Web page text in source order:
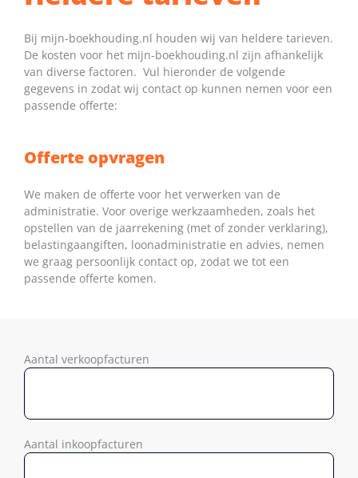
Bij mijn-boekhouding.nl houden wij van heldere tarieven.
De kosten voor het mijn-boekhouding.nl zijn afhankelijk
van diverse factoren. Vul hieronder de volgende
gegevens in zodat wij contact op kunnen nemen voor een
passende offerte:
Offerte opvragen
We maken de offerte voor het verwerken van de
administratie. Voor overige werkzaamheden, zoals het
opstellen van de jaarrekening (met of zonder verklaring),
belastingaangiften, loonadministratie en advies, nemen
we graag persoonlijk contact op, zodat we tot een
passende offerte komen.
Aantal verkoopfacturen
Aantal inkoopfacturen